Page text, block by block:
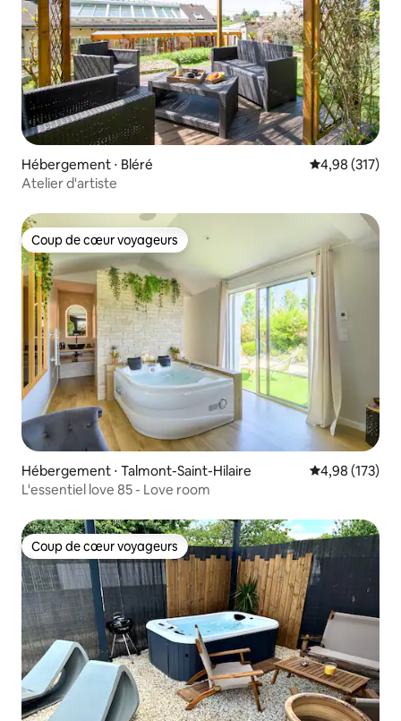
Hébergement ⋅ Bléré Évaluation
4,98 (317)
Atelier d'artiste
Coup de cœur voyageurs
Coup de cœur voyageurs
Hébergement ⋅ Talmont-Saint-Hilaire Évaluation
4,98 (173)
L'essentiel love 85 - Love room
Coup de cœur voyageurs
Coup de cœur voyageurs